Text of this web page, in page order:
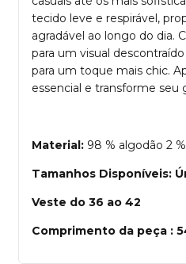
tecido leve e respirável,
agradável ao longo do dia.
para um visual
para um toque mais chic.
essencial e transforme seu
Material: 98 % algodão 2
Tamanhos Disponíveis:
Veste do 36 ao 42
Comprimento da peça :